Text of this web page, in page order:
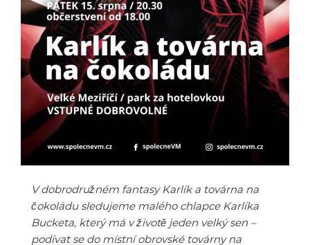
V dobrodružném fantasy Karlík a továrna na
čokoládu sledujeme malého chlapce Karlíka
Bucketa, který má v životě jeden velký sen –
podívat se do místní obrovské továrny na